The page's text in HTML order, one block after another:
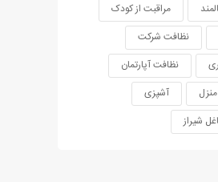
مراقبت از کودک
نظافت شرکت
نظافت آپارتمان
آشپزی
شیراز